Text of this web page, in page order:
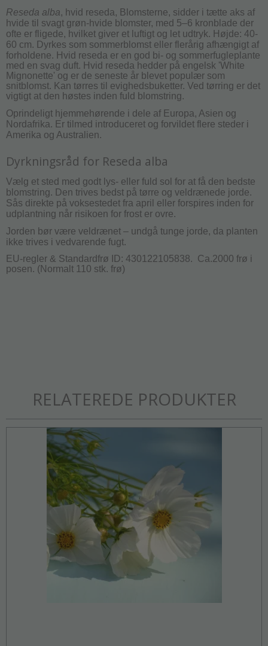
Reseda alba, hvid reseda, Blomsterne, sidder i tætte aks af
hvide til svagt grøn-hvide blomster, med 5–6 kronblade der
ofte er fligede, hvilket giver et luftigt og let udtryk. Højde: 40-
60 cm. Dyrkes som sommerblomst eller flerårig afhængigt af
forholdene. Hvid reseda er en god bi- og sommerfugleplante
med en svag duft. Hvid reseda hedder på engelsk 'White
Mignonette' og er de seneste år blevet populær som
snitblomst. Kan tørres til evighedsbuketter. Ved tørring er det
vigtigt at den høstes inden fuld blomstring.
Oprindeligt hjemmehørende i dele af Europa, Asien og
Nordafrika. Er tilmed introduceret og forvildet flere steder i
Amerika og Australien.
Dyrkningsråd for Reseda alba
Vælg et sted med godt lys- eller fuld sol for at få den bedste
blomstring. Den trives bedst på tørre og veldrænede jorde.
Sås direkte på voksestedet fra april eller forspires inden for
udplantning når risikoen for frost er ovre.
Jorden bør være vel­drænet – undgå tunge jorde, da planten
ikke trives i vedvarende fugt.
EU-regler & Standardfrø ID: 430122105838. Ca.2000 frø i
posen. (Normalt 110 stk. frø)
RELATEREDE PRODUKTER